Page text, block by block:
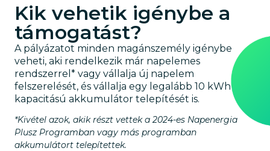
Kik vehetik igénybe a
támogatást?
A pályázatot minden magánszemély igénybe
veheti, aki rendelkezik már napelemes
rendszerrel* vagy vállalja új napelem
felszerelését, és vállalja egy legalább 10 kWh
kapacitású akkumulátor telepítését is.
*Kivétel azok, akik részt vettek a 2024-es Napenergia
Plusz Programban vagy más programban
akkumulátort telepítettek.